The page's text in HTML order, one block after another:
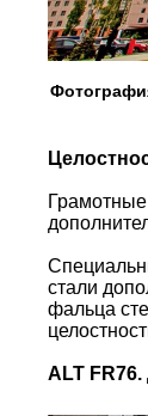
стали
фальца
ALT